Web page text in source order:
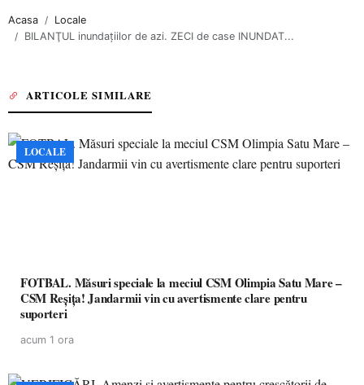
Acasa
Locale
BILANŢUL inundaţiilor de azi. ZECI de case INUNDAT...
ARTICOLE SIMILARE
LOCALE
FOTBAL. Măsuri speciale la meciul CSM Olimpia Satu Mare –
CSM Reșița! Jandarmii vin cu avertismente clare pentru
suporteri
acum 1 ora